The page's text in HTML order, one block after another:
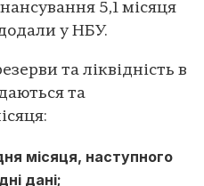
5,1 місяця
у НБУ.
та ліквідність в
та
місяця, наступного
дані;